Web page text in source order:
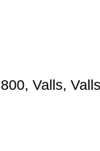
Valls,